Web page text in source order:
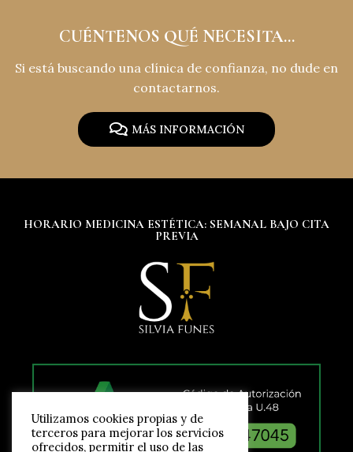
CUÉNTENOS QUÉ NECESITA...
Si está buscando una clínica de confianza, no dude en
contactarnos.
MÁS INFORMACIÓN
HORARIO MEDICINA ESTÉTICA: SEMANAL BAJO CITA
PREVIA
Utilizamos cookies propias y de
terceros para mejorar los servicios
ofrecidos, permitir el uso de las